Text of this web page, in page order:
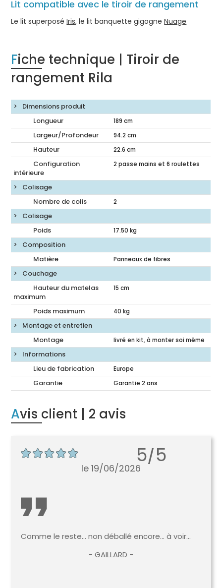
Lit compatible avec le tiroir de rangement
Le lit superposéIris, le lit banquette gigogneNuage
Fiche technique | Tiroir de
rangement Rila
Dimensions produit
Longueur
189 cm
Largeur/Profondeur 94.2 cm
Hauteur 22.6 cm
Configuration
intérieure
2 passe mains et 6 roulettes
Colisage
Nombre de colis
2
Colisage
Poids
17.50 kg
Composition
Matière
Panneaux de fibres
Couchage
Hauteur du matelas
maximum
15 cm
Poids maximum 40 kg
Montage et entretien
Montage
livré en kit, à monter soi même
Informations
Lieu de fabrication
Europe
Garantie Garantie 2 ans
Avis client | 2 avis
5/5
le 19/06/2026
Comme le reste... non déballé encore... à voir...
- GAILLARD -